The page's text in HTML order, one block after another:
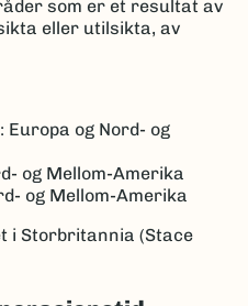
som er et resultat av
eller utilsikta, av
og Nord- og
og Mellom-Amerika
og Mellom-Amerika
i Storbritannia (Stace